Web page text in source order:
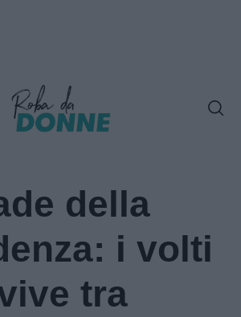
della
i volti
tra